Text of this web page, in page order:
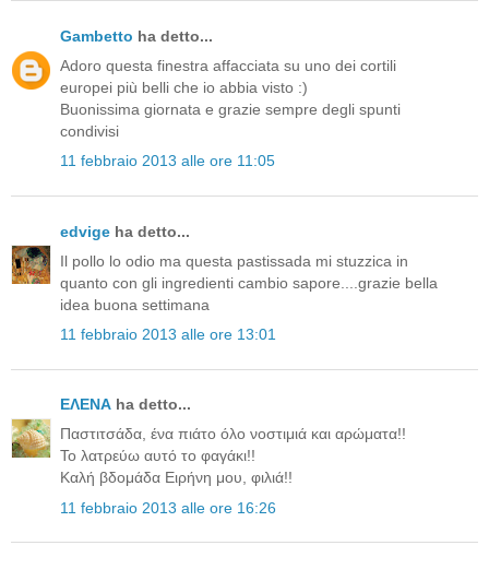
Gambetto ha detto...
Adoro questa finestra affacciata su uno dei cortili
europei più belli che io abbia visto :)
Buonissima giornata e grazie sempre degli spunti
condivisi
11 febbraio 2013 alle ore 11:05
edvige ha detto...
Il pollo lo odio ma questa pastissada mi stuzzica in
quanto con gli ingredienti cambio sapore....grazie bella
idea buona settimana
11 febbraio 2013 alle ore 13:01
ΕΛΕΝΑ ha detto...
Παστιτσάδα, ένα πιάτο όλο νοστιμιά και αρώματα!!
Το λατρεύω αυτό το φαγάκι!!
Καλή βδομάδα Ειρήνη μου, φιλιά!!
11 febbraio 2013 alle ore 16:26